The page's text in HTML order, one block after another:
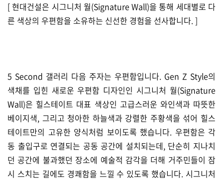
[ 현대건설은 시그니처 월(Signature Wall)을 통해 세대별로 다
른 색상의 우편함을 소유하는 신선한 경험을 선사합니다. ]
5 Second 갤러리 다음 주자는 우편함입니다. Gen Z Style의
색채를 입힌 새로운 우편함 디자인인 시그니처 월(Signature
Wall)은 힐스테이트 대표 색상인 고급스러운 와인색과 따뜻한
베이지색, 그리고 청아한 하늘색과 강렬한 주황색을 섞어 힐스
테이트만의 고유한 양식처럼 보이도록 했습니다. 우편함은 각
동 출입구로 연결되는 공동 공간에 설치되는데, 단순히 지나치
던 공간에 불과했던 장소에 예술적 감각을 더해 거주민들이 잠
시 스치는 길에도 경쾌함을 느낄 수 있도록 했습니다. 시그니처